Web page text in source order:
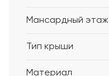
Мансардный этаж
Тип крыши
Материал